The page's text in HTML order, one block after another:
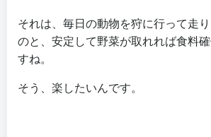
それは、毎日の動物を狩に行って走
のと、安定して野菜が取れれば食料
すね。
そう、楽したいんです。